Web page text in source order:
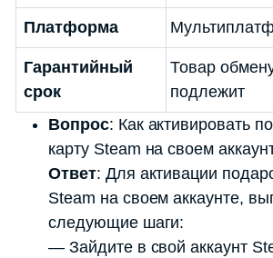
Платформа
Гарантийный
срок
Товар
подлежит
Вопрос: Как активировать
карту Steam на своем
Ответ: Для активации
Steam на своем аккаунте,
следующие шаги:
— Зайдите в свой аккаунт